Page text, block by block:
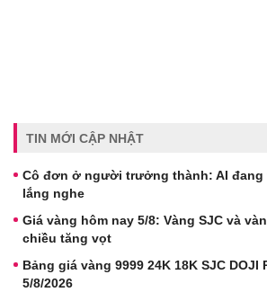
TIN MỚI CẬP NHẬT
Cô đơn ở người trưởng thành: AI
lắng nghe
Giá vàng hôm nay 5/8: Vàng SJC và
chiều tăng vọt
Bảng giá vàng 9999 24K 18K SJC DOJI
5/8/2026